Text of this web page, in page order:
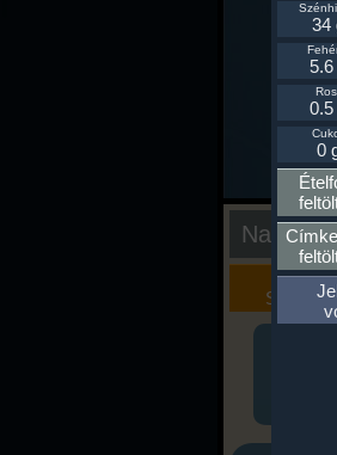
Nap
Kalória
34
5.6
0.5
0